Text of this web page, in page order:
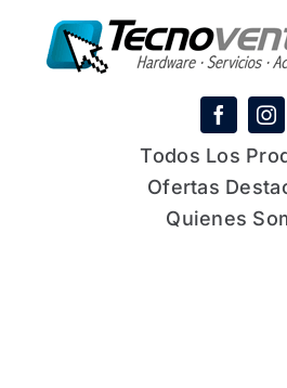
Todos Los
Ofertas
Quienes